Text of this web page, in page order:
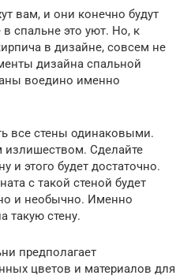
вам, и они конечно будут
спальне это уют. Но, к
в дизайне, совсем не
дизайна спальной
воедино именно
все стены одинаковыми.
Сделайте
и этого будет достаточно.
с такой стеной будет
и необычно. Именно
такую стену.
предполагает
цветов и материалов для